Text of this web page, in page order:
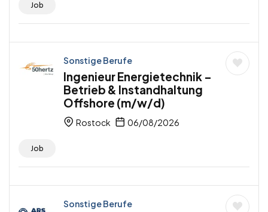
Job
Sonstige Berufe
Ingenieur Energietechnik –
Betrieb & Instandhaltung
Offshore (m/w/d)
Rostock 06/08/2026
Job
Sonstige Berufe